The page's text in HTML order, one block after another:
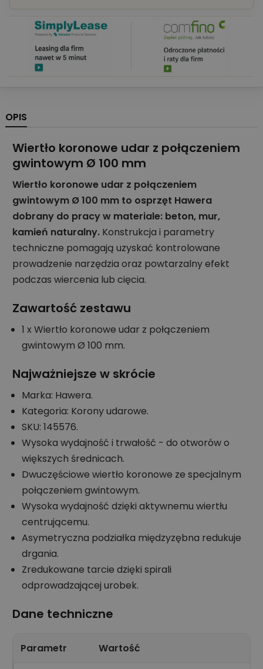
OPIS
Wiertło koronowe udar z połączeniem
gwintowym Ø 100 mm
Wiertło koronowe udar z połączeniem
gwintowym Ø 100 mm to osprzęt Hawera
dobrany do pracy w materiale: beton, mur,
kamień naturalny. Konstrukcja i parametry
techniczne pomagają uzyskać kontrolowane
prowadzenie narzędzia oraz powtarzalny efekt
podczas wiercenia lub cięcia.
Zawartość zestawu
1 x Wiertło koronowe udar z połączeniem
gwintowym Ø 100 mm.
Najważniejsze w skrócie
Marka: Hawera.
Kategoria: Korony udarowe.
SKU: 145576.
Wysoka wydajność i trwałość - do otworów o
większych średnicach.
Dwuczęściowe wiertło koronowe ze specjalnym
połączeniem gwintowym.
Wysoka wydajność dzięki aktywnemu wiertłu
centrującemu.
Asymetryczna podziałka międzyzębna redukuje
drgania.
Zredukowane tarcie dzięki spirali
odprowadzającej urobek.
Dane techniczne
Parametr Wartość